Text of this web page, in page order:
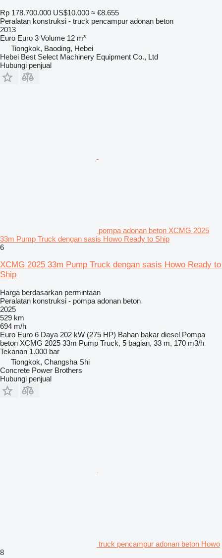
Rp 178.700.000 US$10.000 ≈ €8.655
Peralatan konstruksi - truck pencampur adonan beton
2013
Euro Euro 3 Volume 12 m³
Tiongkok, Baoding, Hebei
Hebei Best Select Machinery Equipment Co., Ltd
Hubungi penjual
pompa adonan beton XCMG 2025
33m Pump Truck dengan sasis Howo Ready to Ship
6
XCMG 2025 33m Pump Truck dengan sasis Howo Ready to
Ship
Harga berdasarkan permintaan
Peralatan konstruksi - pompa adonan beton
2025
529 km
694 m/h
Euro Euro 6 Daya 202 kW (275 HP) Bahan bakar diesel Pompa
beton XCMG 2025 33m Pump Truck, 5 bagian, 33 m, 170 m3/h
Tekanan 1.000 bar
Tiongkok, Changsha Shi
Concrete Power Brothers
Hubungi penjual
truck pencampur adonan beton Howo
8